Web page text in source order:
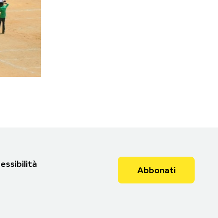
Abbonati